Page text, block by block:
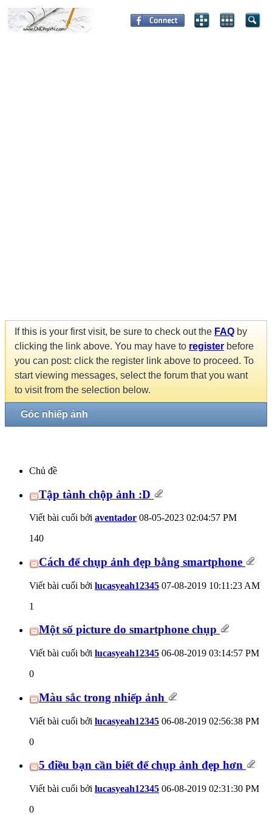
If this is your first visit, be sure to check out the FAQ by
clicking the link above. You may have to register before
you can post: click the register link above to proceed. To
start viewing messages, select the forum that you want
to visit from the selection below.
Góc nhiếp ảnh
Chủ đề
Tập tành chộp ảnh :D
Viết bài cuối bởi aventador 08-05-2023 02:04:57 PM
140
Cách để chụp ảnh đẹp bằng smartphone
Viết bài cuối bởi lucasyeah12345 07-08-2019 10:11:23 AM
1
Một số picture do smartphone chụp
Viết bài cuối bởi lucasyeah12345 06-08-2019 03:14:57 PM
0
Màu sắc trong nhiếp ảnh
Viết bài cuối bởi lucasyeah12345 06-08-2019 02:56:38 PM
0
5 điều bạn cần biết để chụp ảnh đẹp hơn
Viết bài cuối bởi lucasyeah12345 06-08-2019 02:31:30 PM
0